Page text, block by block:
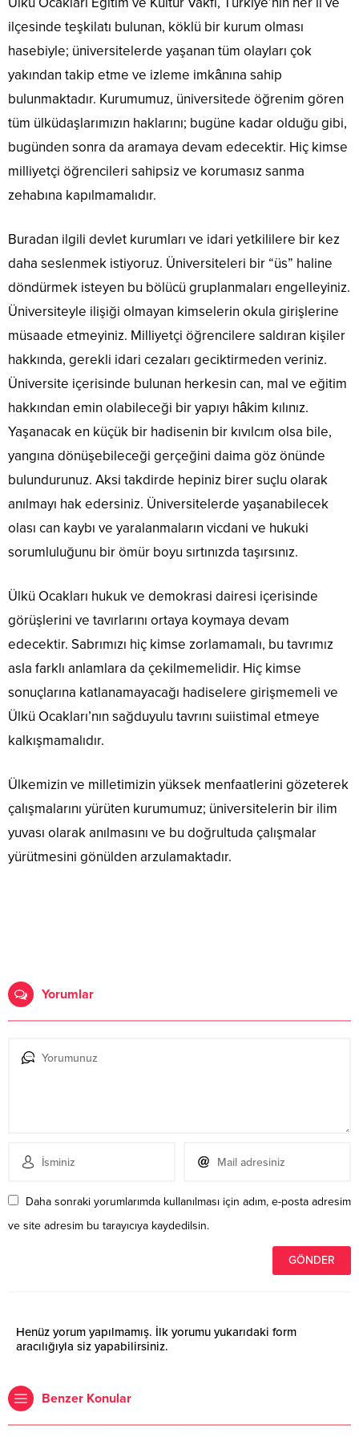
ilçesinde teşkilatı bulunan, köklü bir kurum olması
hasebiyle; üniversitelerde yaşanan tüm olayları çok
yakından takip etme ve izleme imkânına sahip
bulunmaktadır. Kurumumuz, üniversitede öğrenim gören
tüm ülküdaşlarımızın haklarını; bugüne kadar olduğu gibi,
bugünden sonra da aramaya devam edecektir. Hiç kimse
milliyetçi öğrencileri sahipsiz ve korumasız sanma
zehabına kapılmamalıdır.
Buradan ilgili devlet kurumları ve idari yetkililere bir kez
daha seslenmek istiyoruz. Üniversiteleri bir “üs” haline
döndürmek isteyen bu bölücü gruplanmaları engelleyiniz.
Üniversiteyle ilişiği olmayan kimselerin okula girişlerine
müsaade etmeyiniz. Milliyetçi öğrencilere saldıran kişiler
hakkında, gerekli idari cezaları geciktirmeden veriniz.
Üniversite içerisinde bulunan herkesin can, mal ve eğitim
hakkından emin olabileceği bir yapıyı hâkim kılınız.
Yaşanacak en küçük bir hadisenin bir kıvılcım olsa bile,
yangına dönüşebileceği gerçeğini daima göz önünde
bulundurunuz. Aksi takdirde hepiniz birer suçlu olarak
anılmayı hak edersiniz. Üniversitelerde yaşanabilecek
olası can kaybı ve yaralanmaların vicdani ve hukuki
sorumluluğunu bir ömür boyu sırtınızda taşırsınız.
Ülkü Ocakları hukuk ve demokrasi dairesi içerisinde
görüşlerini ve tavırlarını ortaya koymaya devam
edecektir. Sabrımızı hiç kimse zorlamamalı, bu tavrımız
asla farklı anlamlara da çekilmemelidir. Hiç kimse
sonuçlarına katlanamayacağı hadiselere girişmemeli ve
Ülkü Ocakları’nın sağduyulu tavrını suiistimal etmeye
kalkışmamalıdır.
Ülkemizin ve milletimizin yüksek menfaatlerini gözeterek
çalışmalarını yürüten kurumumuz; üniversitelerin bir ilim
yuvası olarak anılmasını ve bu doğrultuda çalışmalar
yürütmesini gönülden arzulamaktadır.
Yorumlar
Daha sonraki yorumlarımda kullanılması için adım, e-posta adresim
ve site adresim bu tarayıcıya kaydedilsin.
Henüz yorum yapılmamış. İlk yorumu yukarıdaki form
aracılığıyla siz yapabilirsiniz.
Benzer Konular